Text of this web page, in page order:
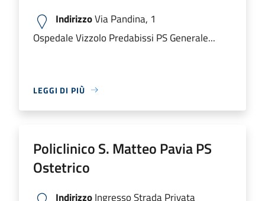
IndirizzoVia Pandina, 1
Ospedale Vizzolo Predabissi PS Generale...
LEGGI DI PIÙ
Policlinico S. Matteo Pavia PS
Ostetrico
IndirizzoIngresso Strada Privata